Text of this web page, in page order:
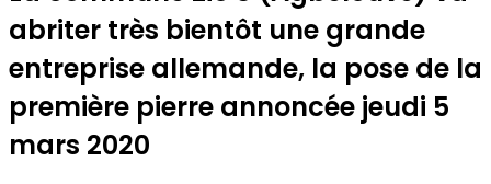
abriter très bientôt une grande
entreprise allemande, la pose de la
première pierre annoncée jeudi 5
mars 2020